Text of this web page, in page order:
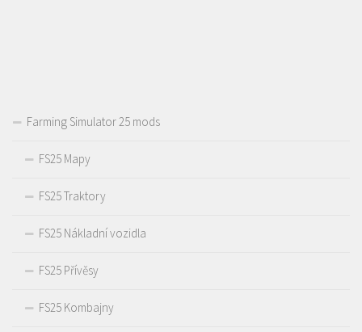
Farming Simulator 25 mods
FS25 Mapy
FS25 Traktory
FS25 Nákladní vozidla
FS25 Přívěsy
FS25 Kombajny